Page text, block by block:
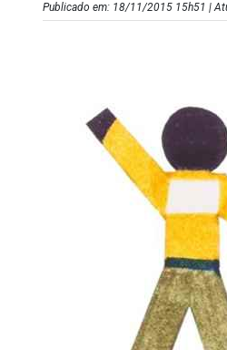
Publicado em: 18/11/2015 15h51 |